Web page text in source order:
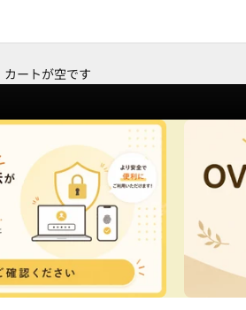
カートが空です
value "page" for "項目に移動する {{
value "page" for "項目に移動する
value "page" for "項目に移動する
value "page" for "項目に移動す